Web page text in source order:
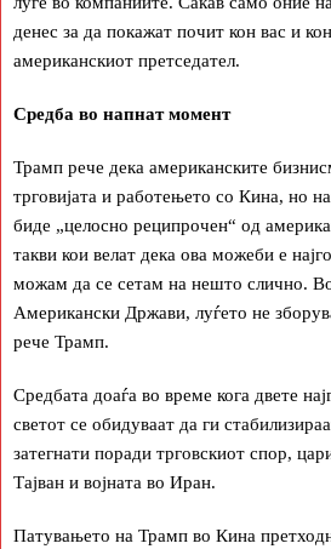
денес за да покажат почит кон вас и
американскиот претседател.
Средба во напнат момент
Трамп рече дека американските
трговијата и работењето со Кина, но
биде „целосно реципрочен“ од
такви кои велат дека ова можеби е
можам да се сетам на нешто слично.
Американски Држави, луѓето не
рече Трамп.
Средбата доаѓа во време кога двете
светот се обидуваат да ги
затегнати поради трговскиот спор,
Тајван и војната во Иран.
Патувањето на Трамп во Кина